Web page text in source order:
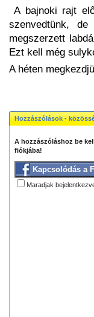
A bajnoki rajt
szenvedtünk,
megszerzett
Ezt kell még
A héten
Hozzászólások -
A hozzászóláshoz be
fiókjába!
Kapcsolódás a
Maradjak